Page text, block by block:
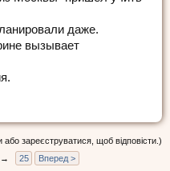
даже.
вызывает
або зареєструватися, щоб відповісти.)
→ 25 Вперед >